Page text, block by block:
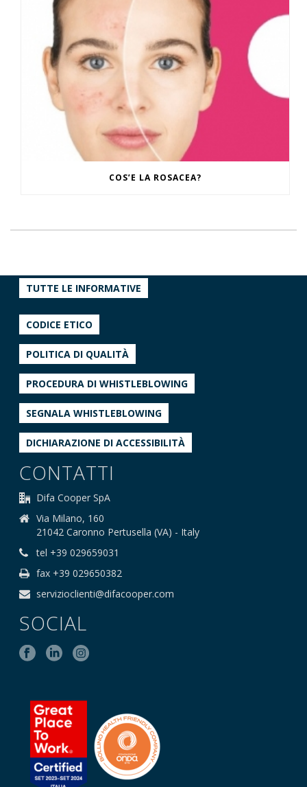
COS’E LA ROSACEA?
TUTTE LE INFORMATIVE
CODICE ETICO
POLITICA DI QUALITÀ
PROCEDURA DI WHISTLEBLOWING
SEGNALA WHISTLEBLOWING
DICHIARAZIONE DI ACCESSIBILITÀ
CONTATTI
Difa Cooper SpA
Via Milano, 160
21042 Caronno Pertusella (VA) - Italy
tel +39 029659031
fax +39 029650382
servizioclienti@difacooper.com
SOCIAL